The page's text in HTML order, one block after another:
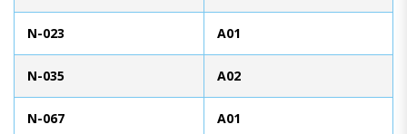
N-023 A01
N-035 A02
N-067 A01